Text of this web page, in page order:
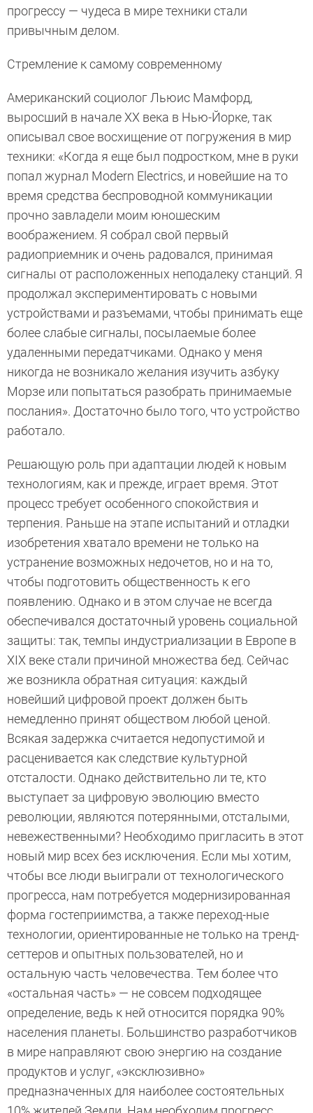
прогрессу — чудеса в мире техники стали
привычным делом.
Стремление к самому современному
Американский социолог Льюис Мамфорд,
выросший в начале XX века в Нью-Йорке, так
описывал свое восхищение от погружения в мир
техники: «Когда я еще был подростком, мне в руки
попал журнал Modern Electrics, и новейшие на то
время средства беспроводной коммуникации
прочно завладели моим юношеским
воображением. Я собрал свой первый
радиоприемник и очень радовался, принимая
сигналы от расположенных неподалеку станций. Я
продолжал экспериментировать с новыми
устройствами и разъемами, чтобы принимать еще
более слабые сигналы, посылаемые более
удаленными передатчиками. Однако у меня
никогда не возникало желания изучить азбуку
Морзе или попытаться разобрать принимаемые
послания». Достаточно было того, что устройство
работало.
Решающую роль при адаптации людей к новым
технологиям, как и прежде, играет время. Этот
процесс требует особенного спокойствия и
терпения. Раньше на этапе испытаний и отладки
изобретения хватало времени не только на
устранение возможных недочетов, но и на то,
чтобы подготовить общественность к его
появлению. Однако и в этом случае не всегда
обеспечивался достаточный уровень социальной
защиты: так, темпы индустриализации в Европе в
XIX веке стали причиной множества бед. Сейчас
же возникла обратная ситуация: каждый
новейший цифровой проект должен быть
немедленно принят обществом любой ценой.
Всякая задержка считается недопустимой и
расценивается как следствие культурной
отсталости. Однако действительно ли те, кто
выступает за цифровую эволюцию вместо
революции, являются потерянными, отсталыми,
невежественными? Необходимо пригласить в этот
новый мир всех без исключения. Если мы хотим,
чтобы все люди выиграли от технологического
прогресса, нам потребуется модернизированная
форма гостеприимства, а также переход-ные
технологии, ориентированные не только на тренд-
сеттеров и опытных пользователей, но и
остальную часть человечества. Тем более что
«остальная часть» — не совсем подходящее
определение, ведь к ней относится порядка 90%
населения планеты. Большинство разработчиков
в мире направляют свою энергию на создание
продуктов и услуг, «эксклюзивно»
предназначенных для наиболее состоятельных